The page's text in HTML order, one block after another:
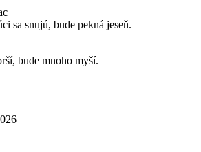
sa snujú, bude pekná jeseň.
bude mnoho myší.